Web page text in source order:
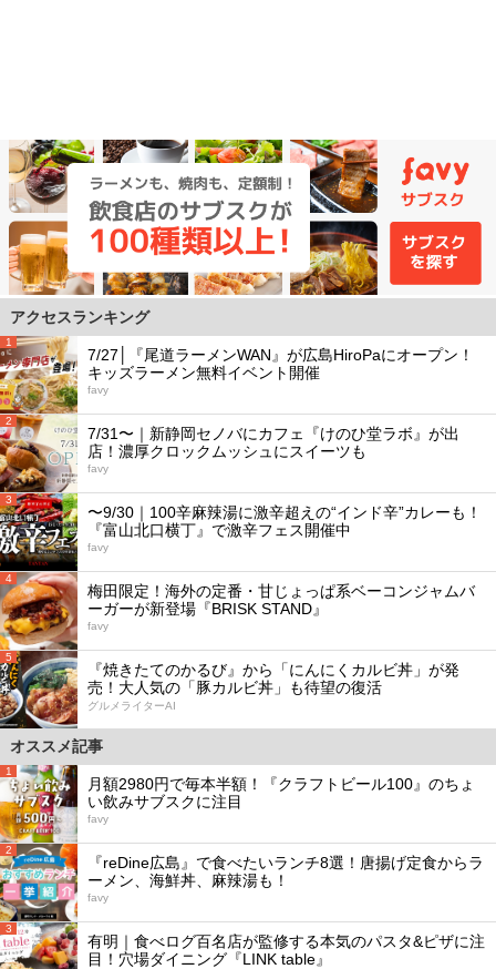
アクセスランキング
1
7/27│『尾道ラーメンWAN』が広島HiroPaにオープン！
キッズラーメン無料イベント開催
favy
2
7/31〜｜新静岡セノバにカフェ『けのひ堂ラボ』が出
店！濃厚クロックムッシュにスイーツも
favy
3
〜9/30｜100辛麻辣湯に激辛超えの“インド辛”カレーも！
『富山北口横丁』で激辛フェス開催中
favy
4
梅田限定！海外の定番・甘じょっぱ系ベーコンジャムバ
ーガーが新登場『BRISK STAND』
favy
5
『焼きたてのかるび』から「にんにくカルビ丼」が発
売！大人気の「豚カルビ丼」も待望の復活
グルメライターAI
オススメ記事
1
月額2980円で毎本半額！『クラフトビール100』のちょ
い飲みサブスクに注目
favy
2
『reDine広島』で食べたいランチ8選！唐揚げ定食からラ
ーメン、海鮮丼、麻辣湯も！
favy
3
有明｜食べログ百名店が監修する本気のパスタ&ピザに注
目！穴場ダイニング『LINK table』